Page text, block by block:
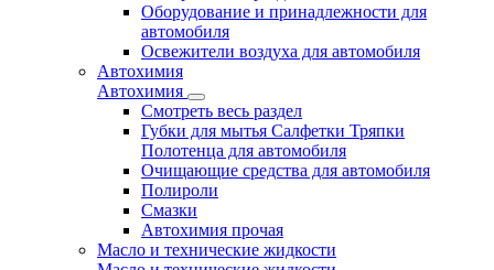
Оборудование и принадлежности для
автомобиля
Освежители воздуха для автомобиля
Автохимия
Автохимия
Смотреть весь раздел
Губки для мытья Салфетки Тряпки
Полотенца для автомобиля
Очищающие средства для автомобиля
Полироли
Смазки
Автохимия прочая
Масло и технические жидкости